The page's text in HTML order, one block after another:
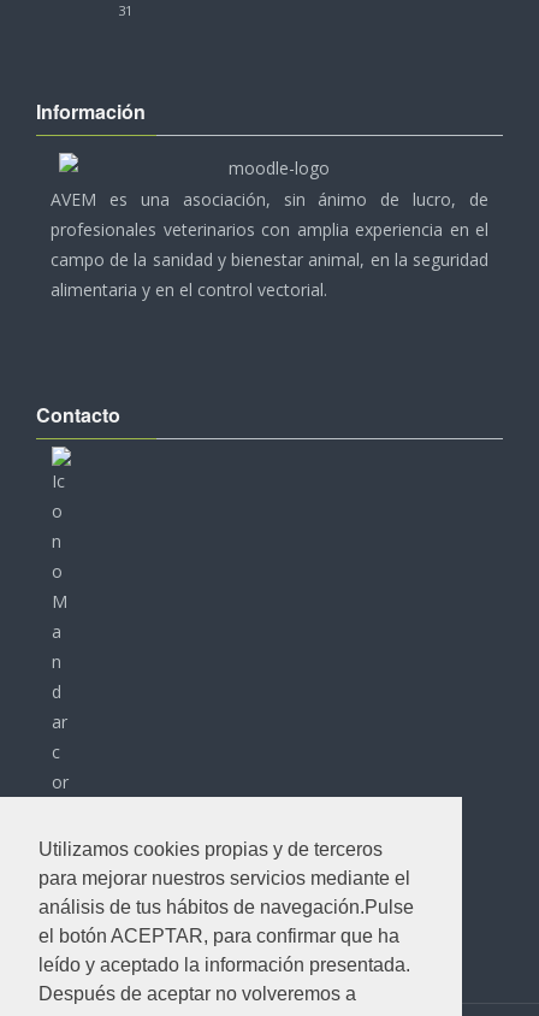
Utilizamos cookies propias y de terceros
para mejorar nuestros servicios mediante el
análisis de tus hábitos de navegación.Pulse
el botón ACEPTAR, para confirmar que ha
leído y aceptado la información presentada.
Después de aceptar no volveremos a
31
Información
AVEM es una asociación, sin ánimo de lucro, de
profesionales veterinarios con amplia experiencia en el
campo de la sanidad y bienestar animal, en la seguridad
alimentaria y en el control vectorial.
Contacto
info@avemformacion.com
Política de privacidad
Política de cookies